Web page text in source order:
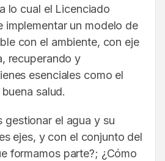
lo cual el Licenciado
implementar un modelo de
con el ambiente, con eje
recuperando y
esenciales como el
salud.
gestionar el agua y su
ejes, y con el conjunto del
formamos parte?; ¿Cómo